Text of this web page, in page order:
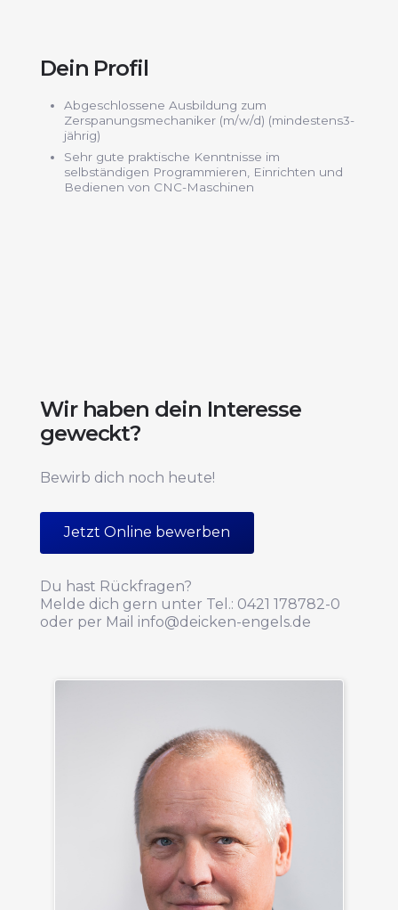
Dein Profil
Abgeschlossene Ausbildung zum
Zerspanungsmechaniker (m/w/d) (mindestens3-
jährig)
Sehr gute praktische Kenntnisse im
selbständigen Programmieren, Einrichten und
Bedienen von CNC-Maschinen
Wir haben dein Interesse
geweckt?
Bewirb dich noch heute!
Jetzt Online bewerben
Du hast Rückfragen?
Melde dich gern unter Tel.: 0421 178782-0
oder per Mail info@deicken-engels.de